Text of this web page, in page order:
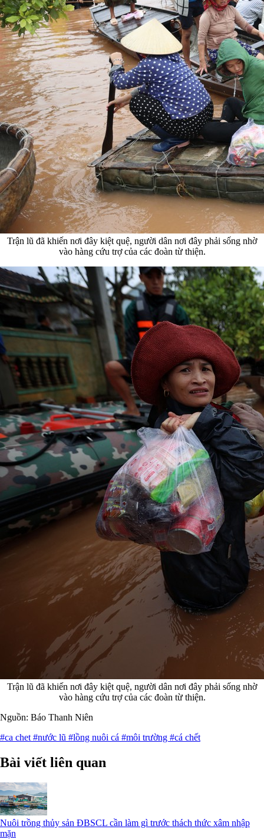
Trận lũ đã khiến nơi đây kiệt quệ, người dân nơi đây phải sống nhờ
vào hàng cứu trợ của các đoàn từ thiện.
Trận lũ đã khiến nơi đây kiệt quệ, người dân nơi đây phải sống nhờ
vào hàng cứu trợ của các đoàn từ thiện.
Nguồn: Báo Thanh Niên
#ca chet #nước lũ #lồng nuôi cá #môi trường #cá chết
Bài viết liên quan
Nuôi trồng thủy sản ĐBSCL cần làm gì trước thách thức xâm nhập
mặn